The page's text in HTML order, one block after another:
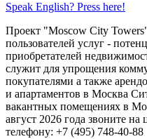
Speak English? Press here!
Проект "Moscow City
пользователей услуг -
приобретателей
служит для упрощения
покупателями а также
и апартаментов в Москва
вакантных помещениях в
август 2026 года звоните
телефону: +7 (495) 748-40-88